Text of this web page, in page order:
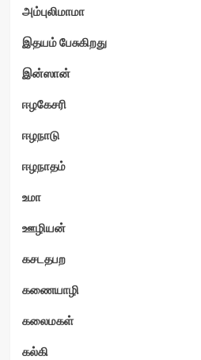
அம்புலிமாமா
இதயம் பேசுகிறது
இன்ஸான்
ஈழகேசரி
ஈழநாடு
ஈழநாதம்
உமா
ஊழியன்
கசடதபற
கணையாழி
கலைமகள்
கல்கி